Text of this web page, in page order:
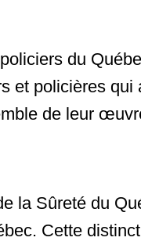
du
policières qui
de leur
la Sûreté du
Cette